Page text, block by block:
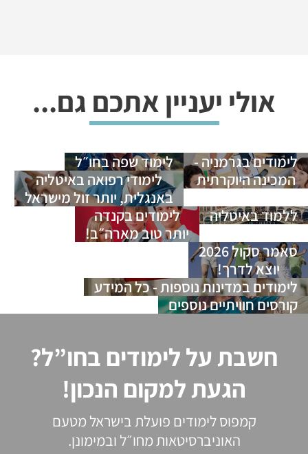
אולי יעניין אתכם גם...
לימודים בגרמניה -
המכינה היוקרתית
לימוד שפה בחו״ל
לימודי רפואה באיטליה
באנגלית, יותר זול מישראל
ללמוד באיטליה
לימודים בקנדה
יותר טוב מארה״ב!
סאמר סקול 2026
יוצא לדרך!
לימודים במדינות נוספות - כל המידע
קורסים חוויתיים נוספים
חשבת על לימודים בחו”ל?
הגעת למקום הנכון!
קמפוס לימודים פועלת בישראל מטעם
האוניברסיטאות מחו״ל ובמימונן.